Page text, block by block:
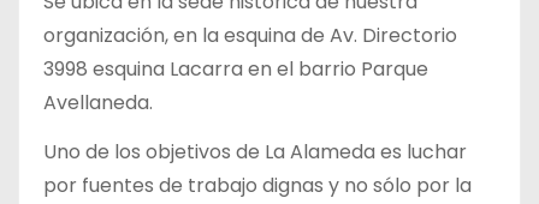
organización, en la esquina de Av. Directorio
3998 esquina Lacarra en el barrio Parque
Avellaneda.
Uno de los objetivos de La Alameda es luchar
por fuentes de trabajo dignas y no sólo por la